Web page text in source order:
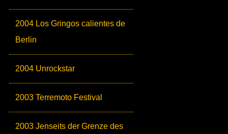
2004 Los Gringos calientes de
Berlin
2004 Unrockstar
2003 Terremoto Festival
2003 Jenseits der Grenze des